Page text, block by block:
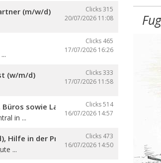
Clicks 315
20/07/2026 11:08
(m/w/d)
Clicks 465
17/07/2026 16:26
Clicks 333
17/07/2026 11:58
(w/m/d)
Clicks 514
16/07/2026 14:57
sowie Lager- und
in ...
Clicks 473
16/07/2026 14:50
Hilfe in der Produktion und auf den
...